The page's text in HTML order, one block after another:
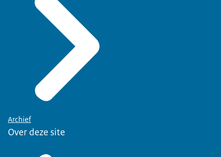
Archief
Over deze site